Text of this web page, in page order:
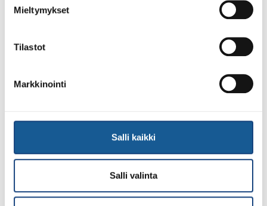
Mieltymykset
Tilastot
Markkinointi
Salli kaikki
Salli valinta
Open 2026, 14.-17.5.2026,